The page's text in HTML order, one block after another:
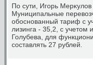
По сути, Игорь
Муниципальные
обоснованный тариф с
лизинга - 35,2, с
Голубева, для
составлять 27 рублей.